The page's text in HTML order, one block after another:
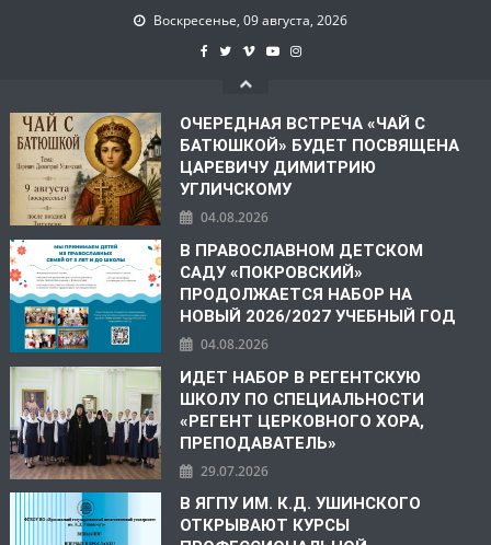
Воскресенье, 09 августа, 2026
ОЧЕРЕДНАЯ ВСТРЕЧА «ЧАЙ С
БАТЮШКОЙ» БУДЕТ ПОСВЯЩЕНА
ЦАРЕВИЧУ ДИМИТРИЮ
УГЛИЧСКОМУ
04.08.2026
В ПРАВОСЛАВНОМ ДЕТСКОМ
САДУ «ПОКРОВСКИЙ»
ПРОДОЛЖАЕТСЯ НАБОР НА
НОВЫЙ 2026/2027 УЧЕБНЫЙ ГОД
04.08.2026
ИДЕТ НАБОР В РЕГЕНТСКУЮ
ШКОЛУ ПО СПЕЦИАЛЬНОСТИ
«РЕГЕНТ ЦЕРКОВНОГО ХОРА,
ПРЕПОДАВАТЕЛЬ»
29.07.2026
В ЯГПУ ИМ. К.Д. УШИНСКОГО
ОТКРЫВАЮТ КУРСЫ